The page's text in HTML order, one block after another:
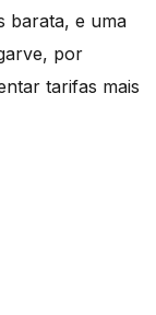
barata, e uma
por
tarifas mais